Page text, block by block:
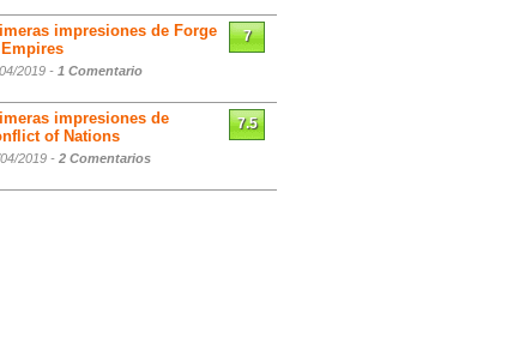
impresiones de Forge
2019 - 1 Comentario
7
impresiones de
of Nations
2019 - 2 Comentarios
7.5